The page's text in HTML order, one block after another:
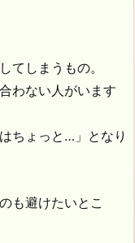
てしまうもの。
わない人がいます
ちょっと…」となり
も避けたいとこ